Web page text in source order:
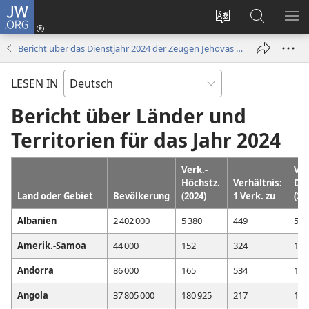
JW.ORG
Websitesprache
ändern
Anmelden
(öffnet
neues
Suche
Bericht über das Dienstjahr 2024 der Zeugen Jehovas in der ganzen Welt
LESEN IN
Bericht über Länder und
Territorien für das Jahr 2024
Land oder Gebiet Bevölkerung
Verk.-
Höchstz.
(2024)
Verhältnis:
1 Verk. zu
Albanien
2 402 000 5 380 449
5
Amerik.-Samoa
44 000 152 324
136
Andorra
86 000 165 534
161
Angola
37 805 000 180 925 217